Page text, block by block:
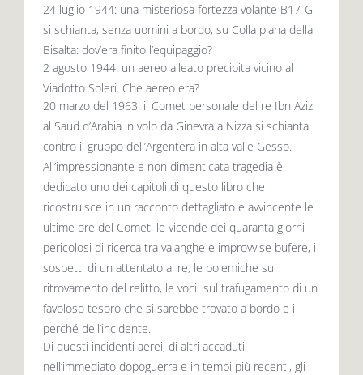
24 luglio 1944: una misteriosa fortezza volante B17-G
si schianta, senza uomini a bordo, su Colla piana della
Bisalta: dov’era finito l’equipaggio?
2 agosto 1944: un aereo alleato precipita vicino al
Viadotto Soleri. Che aereo era?
20 marzo del 1963: il Comet personale del re Ibn Aziz
al Saud d’Arabia in volo da Ginevra a Nizza si schianta
contro il gruppo dell’Argentera in alta valle Gesso.
All’impressionante e non dimenticata tragedia è
dedicato uno dei capitoli di questo libro che
ricostruisce in un racconto dettagliato e avvincente le
ultime ore del Comet, le vicende dei quaranta giorni
pericolosi di ricerca tra valanghe e improvvise bufere, i
sospetti di un attentato al re, le polemiche sul
ritrovamento del relitto, le voci sul trafugamento di un
favoloso tesoro che si sarebbe trovato a bordo e i
perché dell’incidente.
Di questi incidenti aerei, di altri accaduti
nell’immediato dopoguerra e in tempi più recenti, gli